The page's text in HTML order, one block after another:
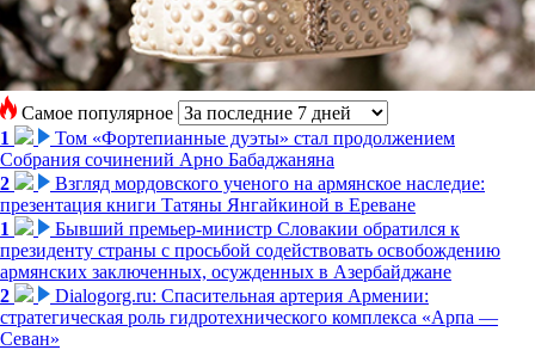
Самое популярное
1
Том «Фортепианные дуэты» стал продолжением
Собрания сочинений Арно Бабаджаняна
2
Взгляд мордовского ученого на армянское наследие:
презентация книги Татяны Янгайкиной в Ереване
1
Бывший премьер-министр Словакии обратился к
президенту страны с просьбой содействовать освобождению
армянских заключенных, осужденных в Азербайджане
2
Dialogorg.ru: Спасительная артерия Армении:
стратегическая роль гидротехнического комплекса «Арпа —
Севан»